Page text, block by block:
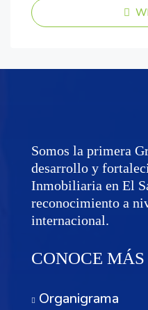
Somos la primera
desarrollo y
Inmobiliaria en El
reconocimiento a
internacional.
CONOCE
Organigrama